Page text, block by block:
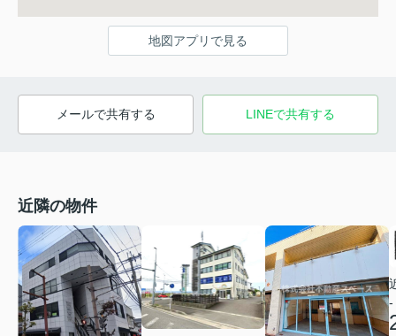
地図アプリで見る
メールで共有する LINEで共有する
近隣の物件
-